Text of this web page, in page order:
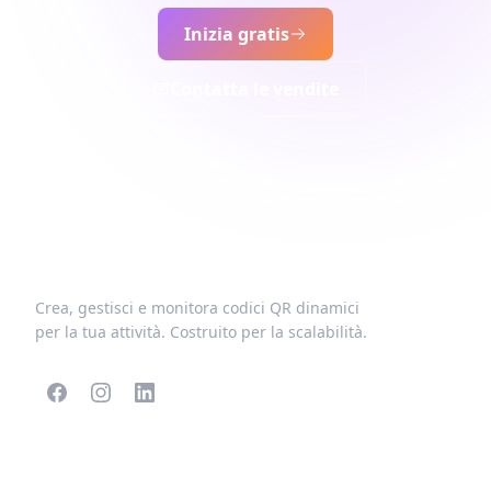
Inizia gratis
Crea, gestisci e monitora codici QR dinamici
per la tua attività. Costruito per la scalabilità.